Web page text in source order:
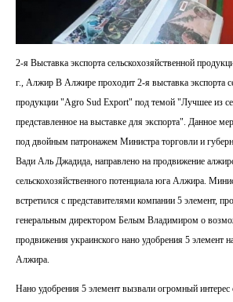
2-я Выставка экспорта сельскохозяйственной
г., Алжир В Алжире проходит 2-я выставка экспорта
продукции "Agro Sud Export" под темой "Лучшее из
представленное на выставке для экспорта". Данное
под двойным патронажем Министра торговли и
Вади Аль Джадида, направлено на продвижение
сельскохозяйственного потенциала юга Алжира.
встретился с представителями компании 5 элемент,
генеральным директором Белым Владимиром о
продвижения украинского нано удобрения 5 элемент
Алжира.
Нано удобрения 5 элемент вызвали огромный интерес